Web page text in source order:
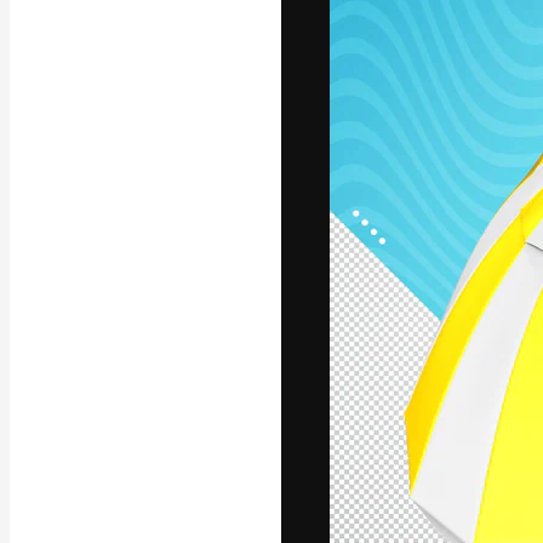
Platforma
najlepszych
Copyright © 2010-